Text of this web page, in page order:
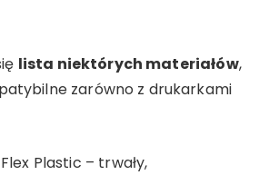
lista niektórych materiałów,
zarówno z drukarkami
Plastic – trwały,